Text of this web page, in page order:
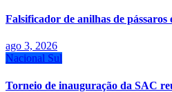
Falsificador de anilhas de pássaros
ago 3, 2026
Nacional Sul
Torneio de inauguração da SAC